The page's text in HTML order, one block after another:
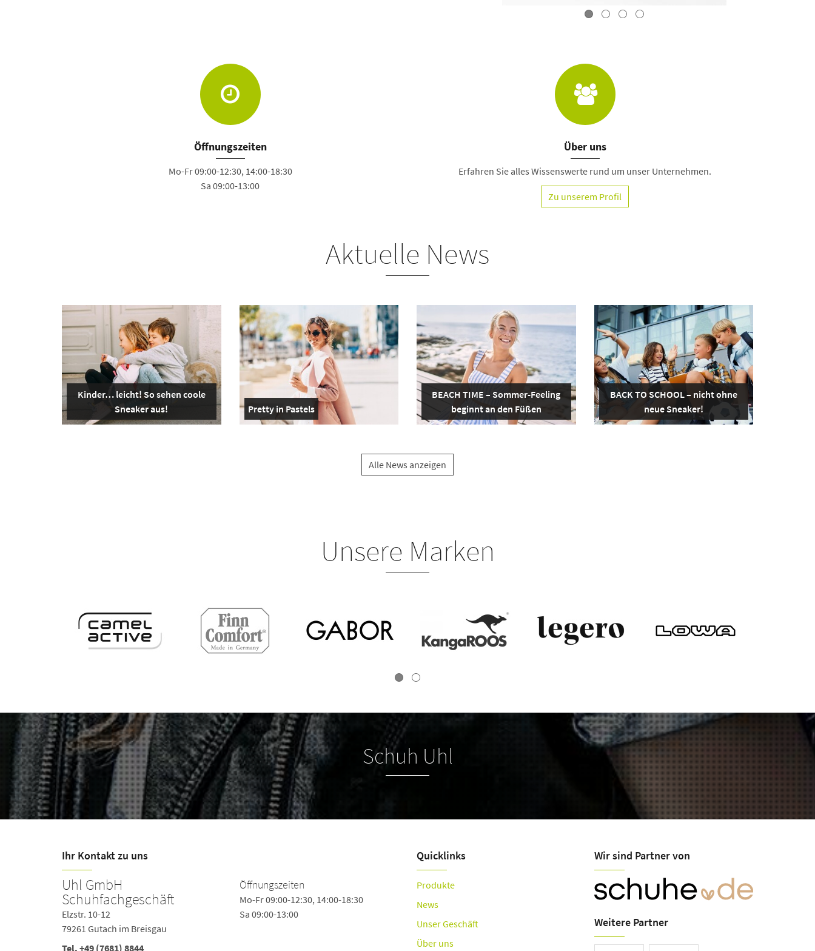
Öffnungszeiten
Mo-Fr 09:00-12:30, 14:00-18:30
Sa 09:00-13:00
Über uns
Erfahren Sie alles Wissenswerte rund um unser Unternehmen.
Zu unserem Profil
Aktuelle News
Kinder… leicht! So sehen coole
Sneaker aus!
Pretty in Pastels
BEACH TIME – Sommer-Feeling
beginnt an den Füßen
BACK TO SCHOOL – nicht ohne
neue Sneaker!
Alle News anzeigen
Unsere Marken
Schuh Uhl
Ihr Kontakt zu uns
Uhl GmbH
Schuhfachgeschäft
Elzstr. 10-12
79261 Gutach im Breisgau
Tel. +49 (7681) 8844
Öffnungszeiten
Mo-Fr 09:00-12:30, 14:00-18:30
Sa 09:00-13:00
Quicklinks
Produkte
News
Unser Geschäft
Über uns
Wir sind Partner von
Weitere Partner